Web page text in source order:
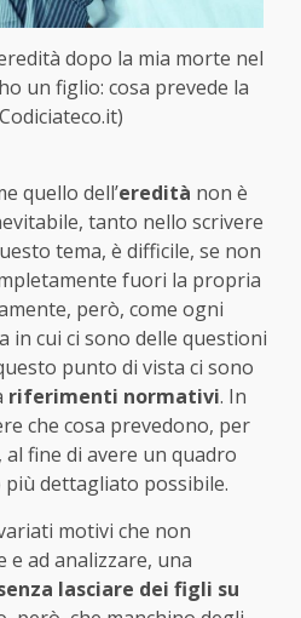
dopo la mia morte nel
un figlio: cosa prevede la
quello dell’eredità non è
tanto nello scrivere
tema, è difficile, se non
fuori la propria
però, come ogni
in cui ci sono delle questioni
punto di vista ci sono
riferimenti normativi. In
che cosa prevedono, per
fine di avere un quadro
dettagliato possibile.
motivi che non
e ad analizzare, una
lasciare dei figli su